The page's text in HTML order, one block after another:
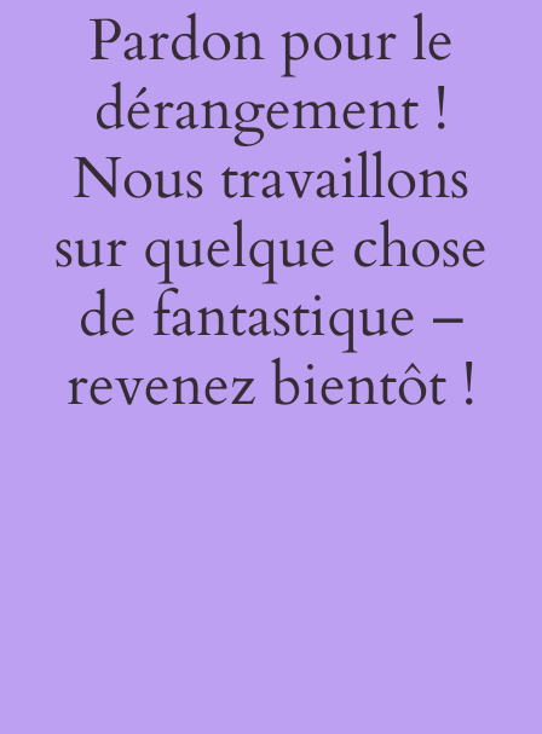
Pardon pour le
dérangement !
Nous travaillons
sur quelque chose
de fantastique –
revenez bientôt !